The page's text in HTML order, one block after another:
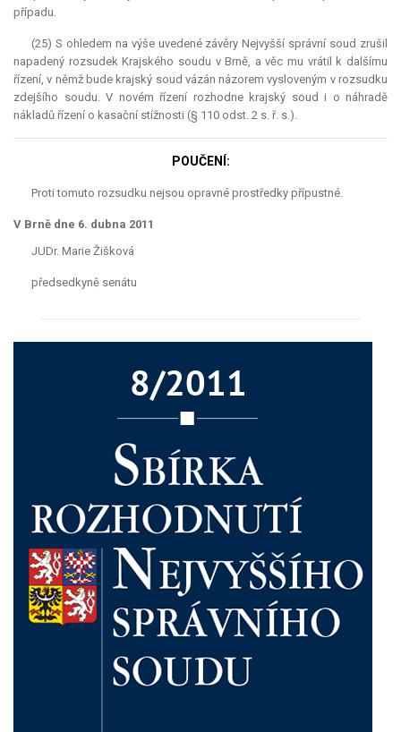
případu.
(25) S ohledem na výše uvedené závěry Nejvyšší správní soud zrušil
napadený rozsudek Krajského soudu v Brně, a věc mu vrátil k dalšímu
řízení, v němž bude krajský soud vázán názorem vysloveným v rozsudku
zdejšího soudu. V novém řízení rozhodne krajský soud i o náhradě
nákladů řízení o kasační stížnosti (§ 110 odst. 2 s. ř. s.).
POUČENÍ:
Proti tomuto rozsudku nejsou opravné prostředky přípustné.
V Brně dne 6. dubna 2011
JUDr. Marie Žišková
předsedkyně senátu